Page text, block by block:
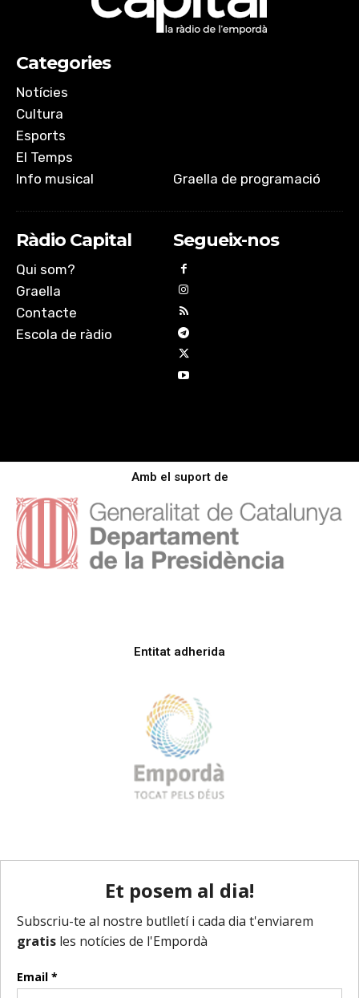
Categories
Notícies
Cultura
Esports
El Temps
Info musical
Graella de programació
Ràdio Capital
Qui som?
Graella
Contacte
Escola de ràdio
Segueix-nos
Amb el suport de
Entitat adherida